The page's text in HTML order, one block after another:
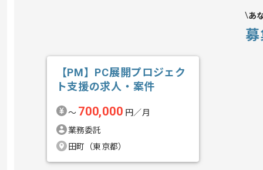
あ
【PM】PC展開プロジェク
ト支援の求人・案件
〜 700,000 円／月
業務委託
田町（東京都）